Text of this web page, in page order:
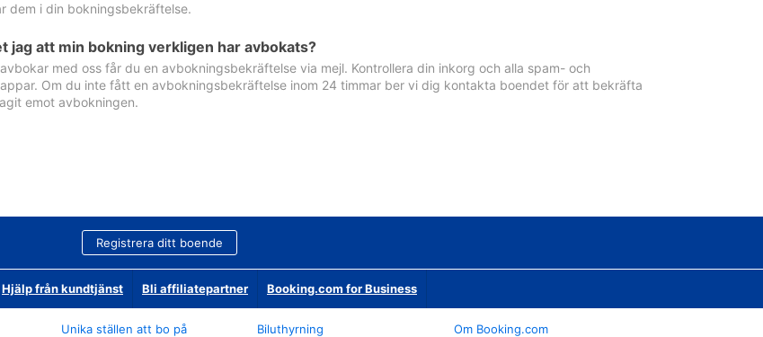
dem i din bokningsbekräftelse.
jag att min bokning verkligen har avbokats?
med oss får du en avbokningsbekräftelse via mejl. Kontrollera din inkorg och alla spam- och
Om du inte fått en avbokningsbekräftelse inom 24 timmar ber vi dig kontakta boendet för att bekräfta
emot avbokningen.
Registrera ditt boende
Hjälp från kundtjänst Bli affiliatepartner Booking.com for Business
Unika ställen att bo på
Biluthyrning
Om Booking.com